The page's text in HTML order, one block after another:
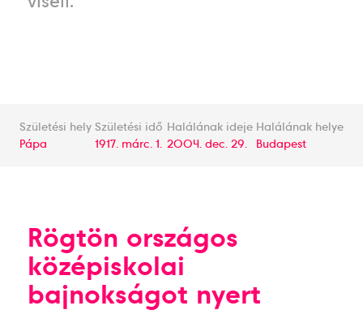
Születési hely
Pápa
Születési idő
1917. márc. 1.
Halálának ideje
2004. dec. 29.
Halálának helye
Budapest
Rögtön országos
középiskolai
bajnokságot nyert